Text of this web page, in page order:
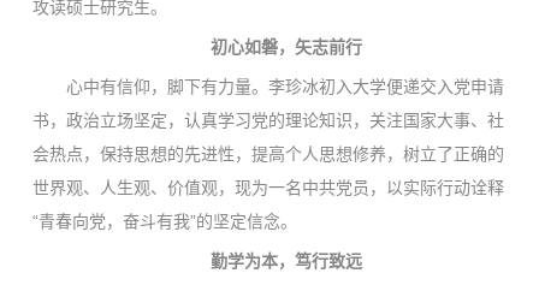
攻读硕士研究生。
初心如磐，矢志前行
心中有信仰，脚下有力量。李珍冰初入大学便递交入党申请
书，政治立场坚定，认真学习党的理论知识，关注国家大事、社
会热点，保持思想的先进性，提高个人思想修养，树立了正确的
世界观、人生观、价值观，现为一名中共党员，以实际行动诠释
“青春向党，奋斗有我”的坚定信念。
勤学为本，笃行致远